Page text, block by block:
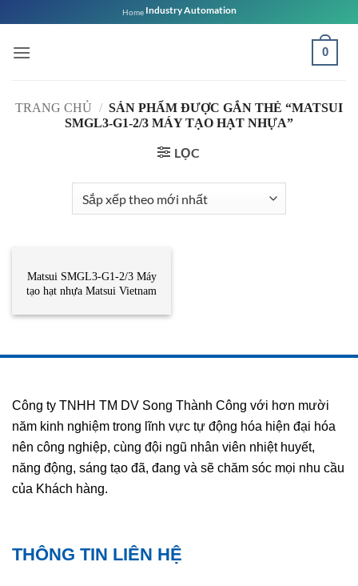
qua
nội
Home Industry Automation
0
TRANG CHỦ / SẢN PHẨM ĐƯỢC GẮN THẺ “MATSUI
SMGL3-G1-2/3 MÁY TẠO HẠT NHỰA”
LỌC
Matsui SMGL3-G1-2/3 Máy
tạo hạt nhựa Matsui Vietnam
Công ty TNHH TM DV Song Thành Công với hơn mười
năm kinh nghiệm trong lĩnh vực tự động hóa hiện đại hóa
nên công nghiệp, cùng đội ngũ nhân viên nhiệt huyết,
năng động, sáng tạo đã, đang và sẽ chăm sóc mọi nhu cầu
của Khách hàng.
THÔNG TIN LIÊN HỆ